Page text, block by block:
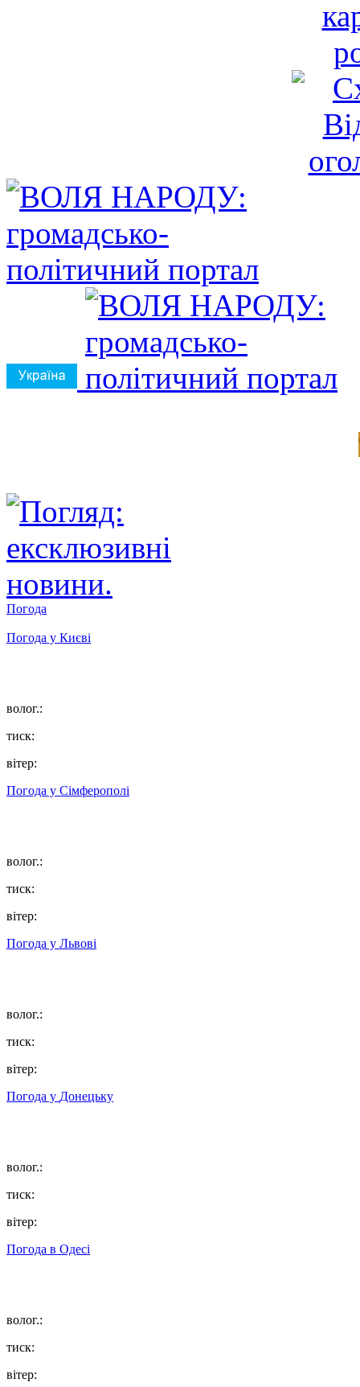
Погода
Погода у Києві
волог.:
тиск:
вітер:
Погода у Сімферополі
волог.:
тиск:
вітер:
Погода у Львові
волог.:
тиск:
вітер:
Погода у Донецьку
волог.:
тиск:
вітер:
Погода в Одесі
волог.:
тиск:
вітер: